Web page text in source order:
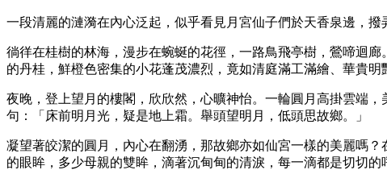
一段清麗的漣漪在內心泛起，似乎看見月宮仙子們於天香泉邊，
徜徉在桂樹的林海，漫步在蜿蜒的花徑，一路鳥飛亭樹，鶯啼迴
的丹桂，鮮橙色密集的小花蓬茂濃烈，竟如清庭滿工滿繪、華貴
夜晚，登上望月的樓閣，欣欣然，心曠神怡。一輪圓月高掛雲端
句：「床前明月光，疑是地上霜。舉頭望明月，低頭思故鄉。」
凝望著皎潔的圓月，內心在翻湧，那故鄉亦如仙宮一樣的美麗嗎
的眼眸，多少母親的雙眸，滴著沉甸甸的清淚，每一滴都是切切的